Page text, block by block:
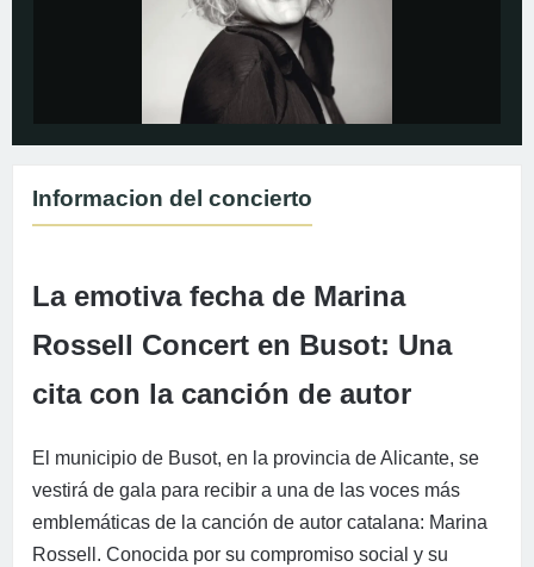
Informacion del concierto
La emotiva fecha de Marina
Rossell Concert en Busot: Una
cita con la canción de autor
El municipio de Busot, en la provincia de Alicante, se
vestirá de gala para recibir a una de las voces más
emblemáticas de la canción de autor catalana: Marina
Rossell. Conocida por su compromiso social y su